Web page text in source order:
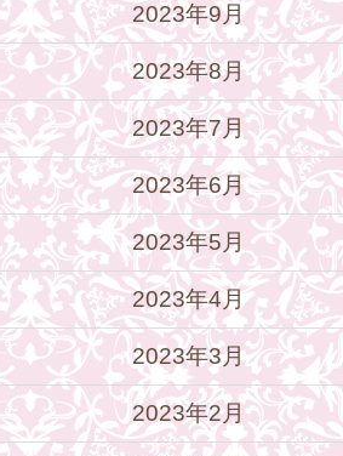
2023年9月
2023年8月
2023年7月
2023年6月
2023年5月
2023年4月
2023年3月
2023年2月